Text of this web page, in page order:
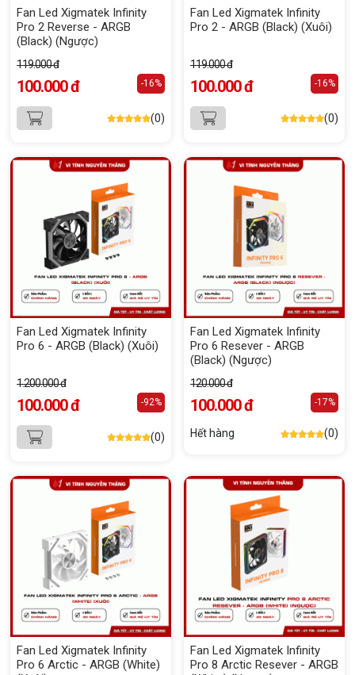
Fan Led Xigmatek Infinity
Pro 2 Reverse - ARGB
(Black) (Ngược)
119.000 đ
100.000 đ -16%
(0)
Fan Led Xigmatek Infinity
Pro 2 - ARGB (Black) (Xuôi)
119.000 đ
100.000 đ -16%
(0)
Fan Led Xigmatek Infinity
Pro 6 - ARGB (Black) (Xuôi)
1.200.000 đ
100.000 đ -92%
(0)
Fan Led Xigmatek Infinity
Pro 6 Resever - ARGB
(Black) (Ngược)
120.000 đ
100.000 đ -17%
Hết hàng (0)
Fan Led Xigmatek Infinity
Pro 6 Arctic - ARGB (White)
Fan Led Xigmatek Infinity
Pro 8 Arctic Resever - ARGB